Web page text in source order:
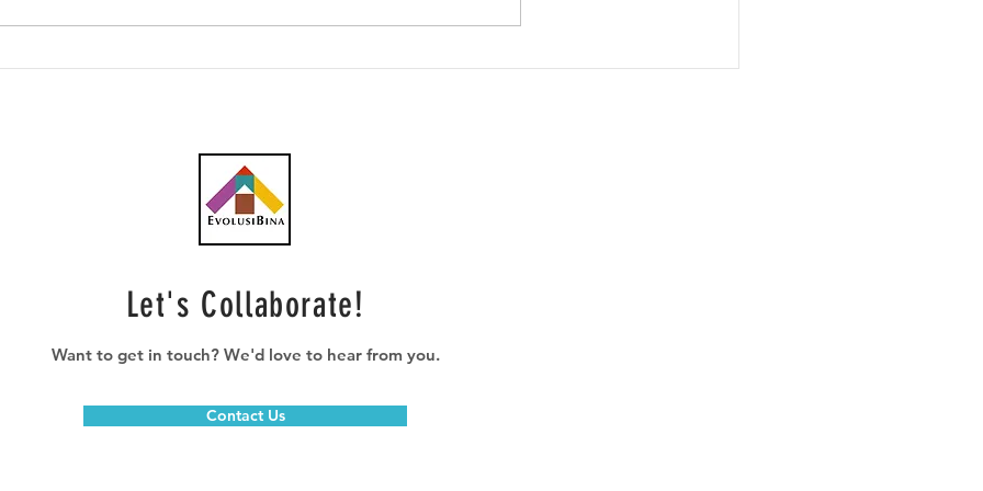
Let's Collaborate!
Want to get in touch? We'd love to hear from you.
Contact Us